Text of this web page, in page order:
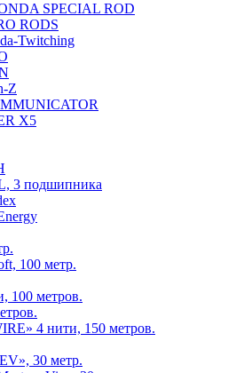
SPECIAL ROD
RODS
Twitching
Z
X5
3 подшипника
100 метр.
100 метров.
4 нити, 150 метров.
30 метр.